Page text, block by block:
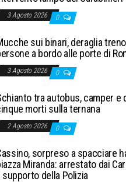
3 Agosto 2026 0
sui binari, deraglia
a bordo alle porte di
3 Agosto 2026 0
tra autobus, camper e
morti sulla ternana
2 Agosto 2026 0
sorpreso a spacciare
Miranda: arrestato dai
supporto della Polizia